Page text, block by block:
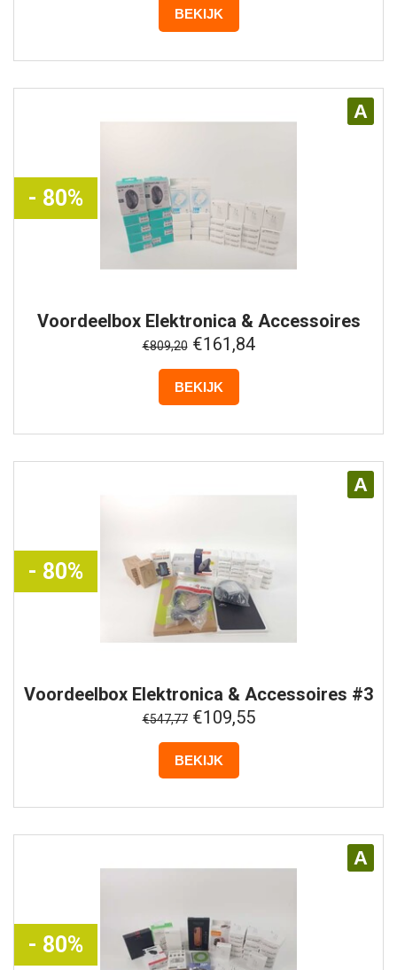
BEKIJK
A
- 80%
VoordeelboxElektronica & Accessoires
#10
€809,20€161,84
BEKIJK
A
- 80%
Voordeelbox Elektronica & Accessoires #3
€547,77€109,55
BEKIJK
A
- 80%